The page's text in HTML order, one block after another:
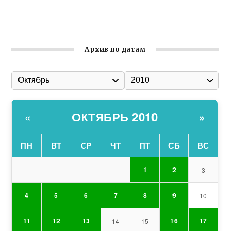
Архив по датам
« ОКТЯБРЬ 2010 »
ПН ВТ СР ЧТ ПТ СБ ВС
1 2 3
4 5 6 7 8 9 10
11 12 13 14 15 16 17